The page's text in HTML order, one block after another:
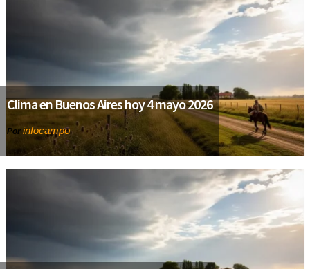
Clima en Buenos Aires hoy 4 mayo 2026
Por infocampo